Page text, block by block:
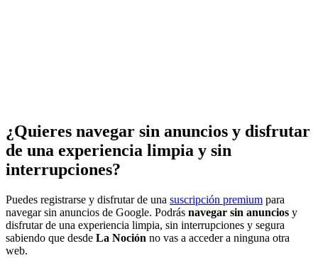
¿Quieres navegar sin anuncios y disfrutar
de una experiencia limpia y sin
interrupciones?
Puedes registrarse y disfrutar de una suscripción premium para
navegar sin anuncios de Google. Podrás navegar sin anuncios y
disfrutar de una experiencia limpia, sin interrupciones y segura
sabiendo que desde La Noción no vas a acceder a ninguna otra
web.